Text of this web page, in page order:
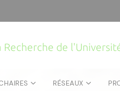
Recherche de
RÉSEAUX